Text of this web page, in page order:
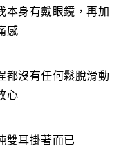
本身有戴眼鏡，再加
感
都沒有任何鬆脫滑動
心
雙耳掛著而已